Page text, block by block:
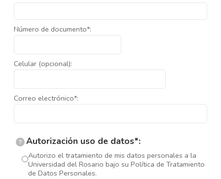
Número de documento*:
Celular (opcional):
Correo electrónico*:
? Autorización uso de datos*:
Autorizo el tratamiento de mis datos personales a la
Universidad del Rosario bajo su Política de Tratamiento
de Datos Personales.